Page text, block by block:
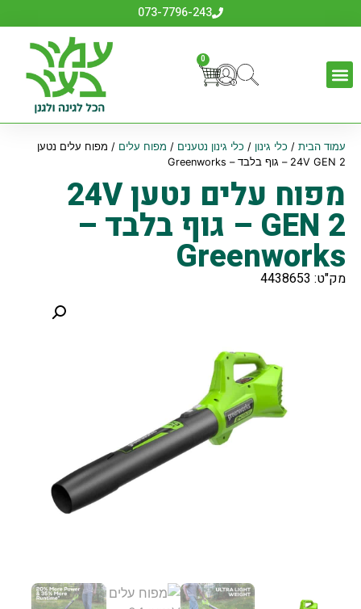
073-7796-243
0
עמוד הבית/ כלי גינון / כלי גינון נטענים / מפוח עלים / מפוח עלים נטען
24V GEN 2 – גוף בלבד – Greenworks
מפוח עלים נטען 24V
GEN 2 – גוף בלבד –
Greenworks
מק"ט: 4438653